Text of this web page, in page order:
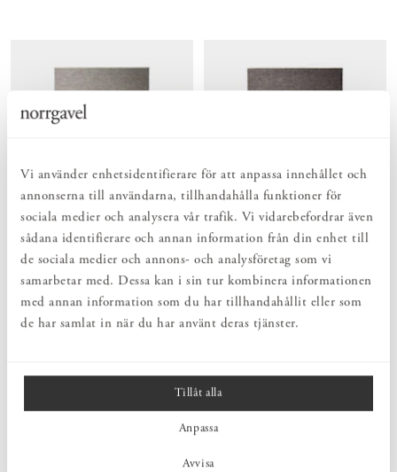
Vi använder enhetsidentifierare för att anpassa innehållet och
annonserna till användarna, tillhandahålla funktioner för
sociala medier och analysera vår trafik. Vi vidarebefordrar även
sådana identifierare och annan information från din enhet till
de sociala medier och annons- och analysföretag som vi
samarbetar med. Dessa kan i sin tur kombinera informationen
med annan information som du har tillhandahållit eller som
de har samlat in när du har använt deras tjänster.
Tillåt alla
Anpassa
Avvisa
BROWN
Pris 4 880 kr
4 880 kr
fr. Pris:4 880 kr
4 880 kr